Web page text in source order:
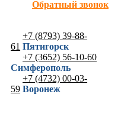
Обратный звонок
+7 (8793) 39-88-
61 Пятигорск
+7 (3652) 56-10-60
Симферополь
+7 (4732) 00-03-
59 Воронеж